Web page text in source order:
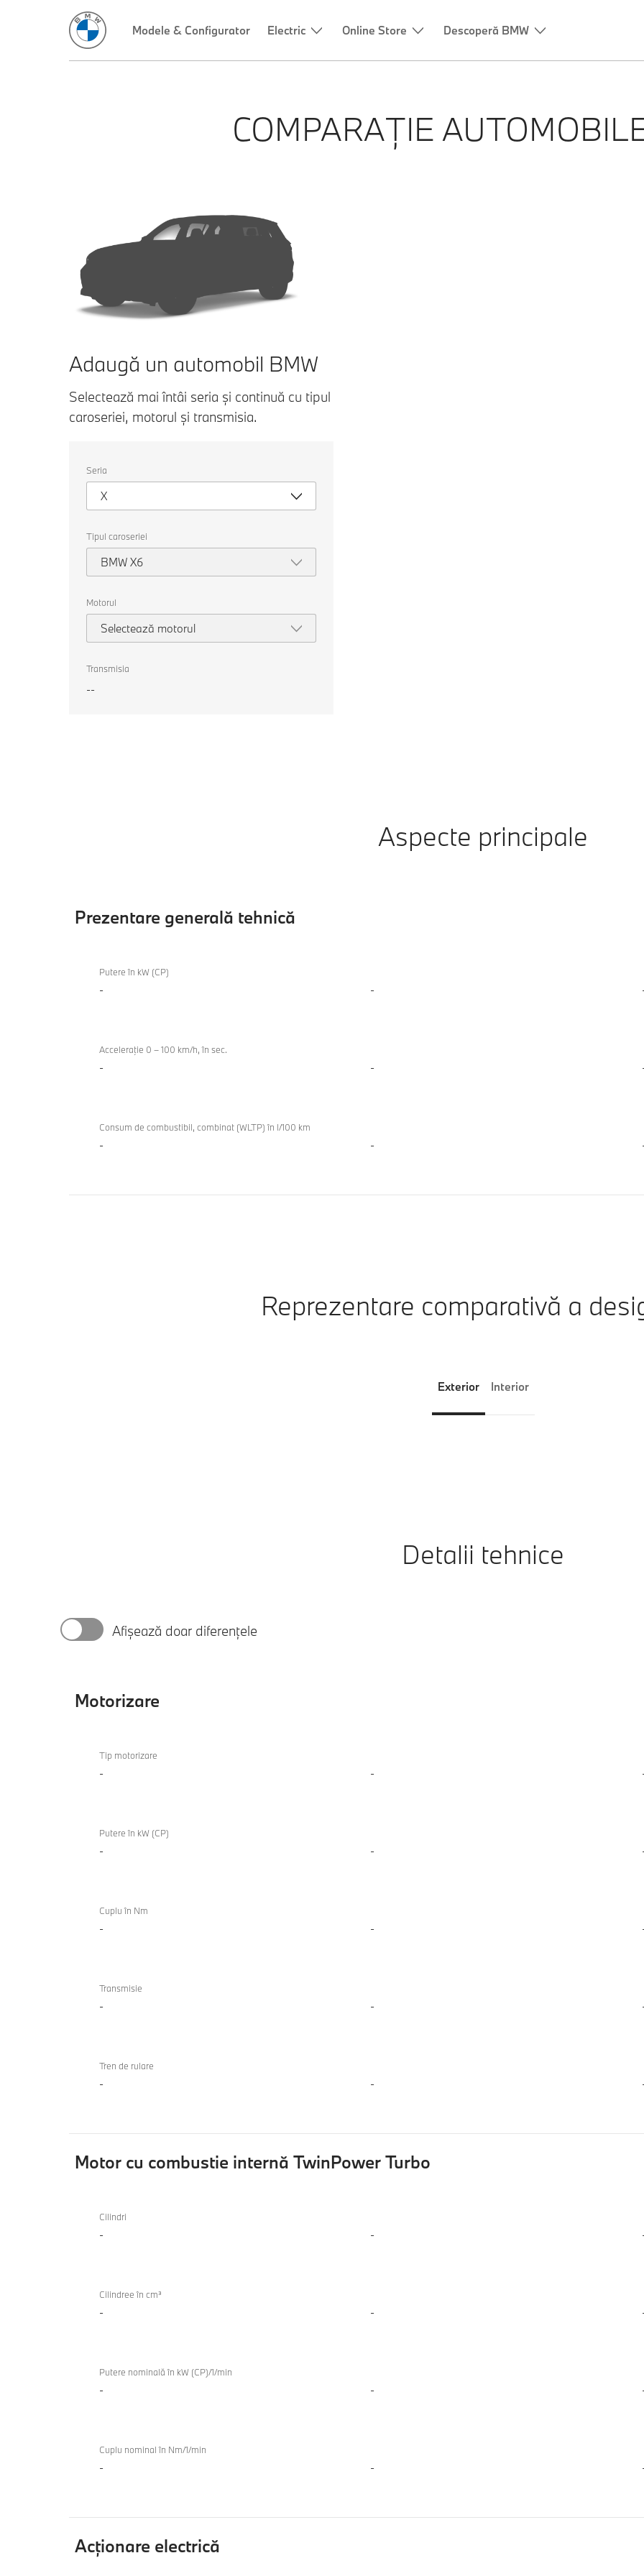
Modele & Configurator Electric Online Store Descoperă BMW
COMPARAȚIE
Adaugă un automobil BMW
Selectează mai întâi seria și continuă cu tipul
caroseriei, motorul și transmisia.
următoarele
proprietăți
pentru
a
o
mașină
pentru
comparație.
Seria
X
Tipul caroseriei
BMW X6
Motorul
Selectează motorul
Transmisia
--
Aspecte principale
Prezentare generală tehnică
generală
tehnică
Putere în kW (CP)
- -
Acceleraţie 0 – 100 km/h, în sec.
- -
Consum de combustibil, combinat (WLTP) în l/100 km
- -
Reprezentare comparativă a
Exterior Interior
Detalii tehnice
Afișează doar diferențele
Motorizare
Tip motorizare
- -
Putere în kW (CP)
- -
Cuplu în Nm
- -
Transmisie
- -
Tren de rulare
- -
Motor cu combustie internă TwinPower Turbo
combustie
Cilindri
- -
Cilindree în cm³
- -
Putere nominală în kW (CP)/1/min
- -
Cuplu nominal în Nm/1/min
- -
Acţionare electrică